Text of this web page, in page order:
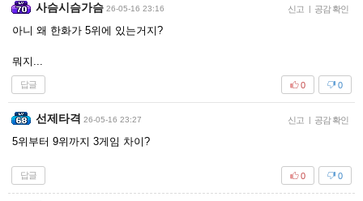
사슴시슴가슴 26-05-16 23:16 신고 | 공감 확인
아니 왜 한화가 5위에 있는거지?
뭐지...
답글 0
0
선제타격 26-05-16 23:27 신고 | 공감 확인
5위부터 9위까지 3게임 차이?
답글 0
0